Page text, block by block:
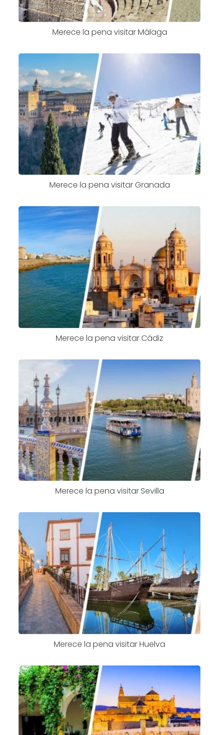
Merece la pena visitar Málaga
Merece la pena visitar Granada
Merece la pena visitar Cádiz
Merece la pena visitar Sevilla
Merece la pena visitar Huelva